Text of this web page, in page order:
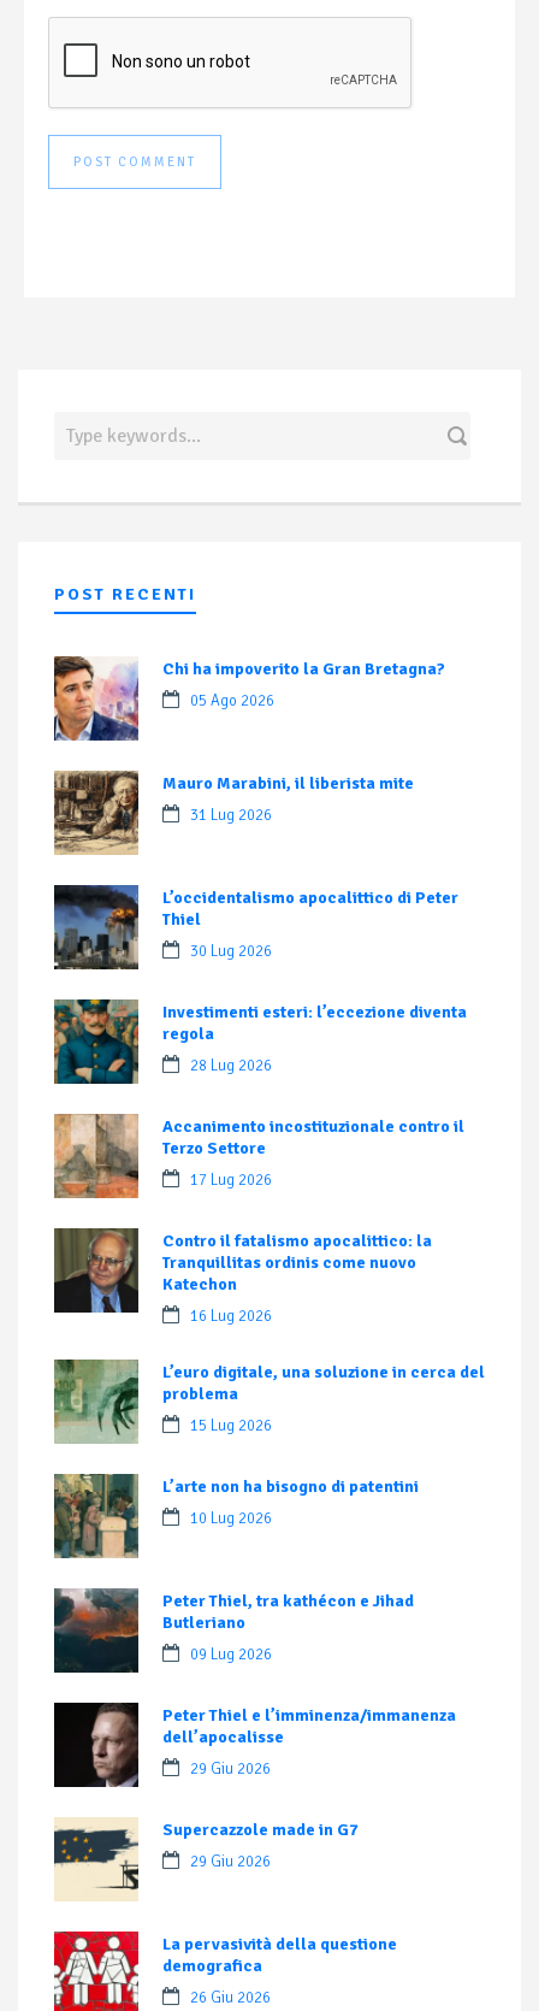
POST RECENTI
Chi ha impoverito la Gran Bretagna?
05 Ago 2026
Mauro Marabini, il liberista mite
31 Lug 2026
L’occidentalismo apocalittico di Peter
Thiel
30 Lug 2026
Investimenti esteri: l’eccezione diventa
regola
28 Lug 2026
Accanimento incostituzionale contro il
Terzo Settore
17 Lug 2026
Contro il fatalismo apocalittico: la
Tranquillitas ordinis come nuovo
Katechon
16 Lug 2026
L’euro digitale, una soluzione in cerca del
problema
15 Lug 2026
L’arte non ha bisogno di patentini
10 Lug 2026
Peter Thiel, tra kathécon e Jihad
Butleriano
09 Lug 2026
Peter Thiel e l’imminenza/immanenza
dell’apocalisse
29 Giu 2026
Supercazzole made in G7
29 Giu 2026
La pervasività della questione
demografica
26 Giu 2026